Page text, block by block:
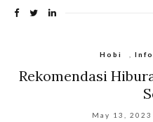
Hobi Info
Rekomendasi
May 13, 2023